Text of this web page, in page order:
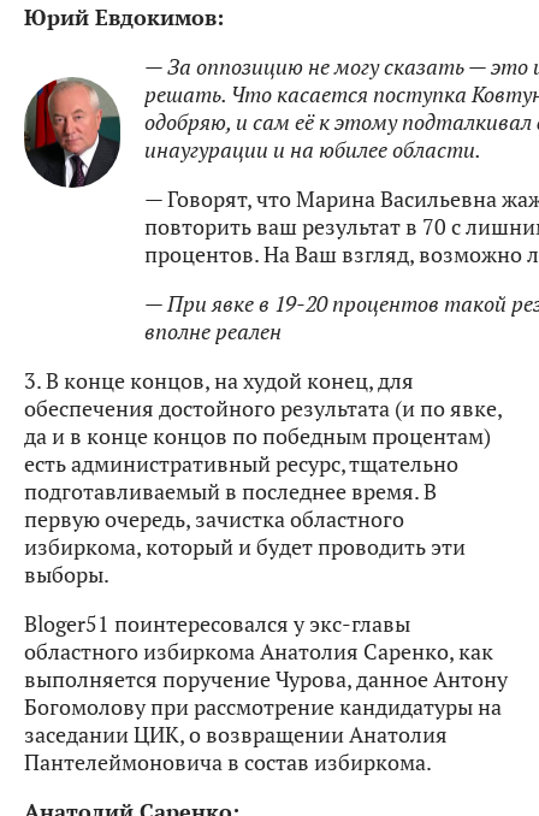
Юрий Евдокимов:
— За оппозицию не могу сказать —
решать. Что касается поступка
одобряю, и сам её к этому
инаугурации и на юбилее области.
— Говорят, что Марина Васильевна
повторить ваш результат в 70 с
процентов. На Ваш взгляд, возможно
— При явке в 19-20 процентов такой
вполне реален
3. В конце концов, на худой конец, для
обеспечения достойного результата (и по явке,
да и в конце концов по победным процентам)
есть административный ресурс, тщательно
подготавливаемый в последнее время. В
первую очередь, зачистка областного
избиркома, который и будет проводить эти
выборы.
Bloger51 поинтересовался у экс-главы
областного избиркома Анатолия Саренко, как
выполняется поручение Чурова, данное Антону
Богомолову при рассмотрение кандидатуры на
заседании ЦИК, о возвращении Анатолия
Пантелеймоновича в состав избиркома.